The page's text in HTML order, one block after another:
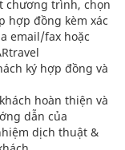
chương trình, chọn
hợp đồng kèm xác
email/fax hoặc
ký hợp đồng và
hoàn thiện và
dẫn của
dịch thuật &